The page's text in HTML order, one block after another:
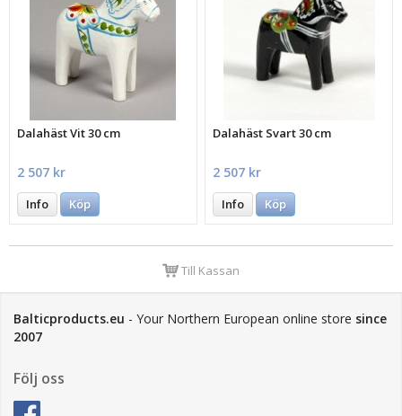
Dalahäst Vit 30 cm
2 507 kr
Info Köp
Dalahäst Svart 30 cm
2 507 kr
Info Köp
Till Kassan
Balticproducts.eu - Your Northern European online store since
2007
Följ oss